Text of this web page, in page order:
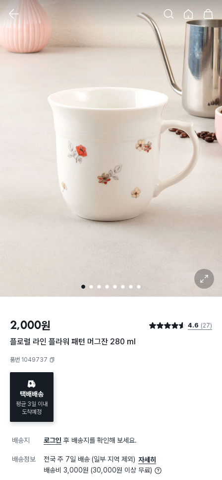
장바구니
클릭 시 이미지 확대 보기 팝업 열림
1 2 3 4 5 6 7 8
확대 보기
2,000원 별점 4.6점 4.6 (27)
플로럴 라인 플라워 패턴 머그잔 280 ml
품번 1049737
택배배송
평균 3일 이내
도착예정
배송지 로그인 후 배송지를 확인해 보세요.
배송정보 전국 주 7일 배송 (일부 지역 제외) 자세히
배송비 3,000원 (30,000원 이상 무료)